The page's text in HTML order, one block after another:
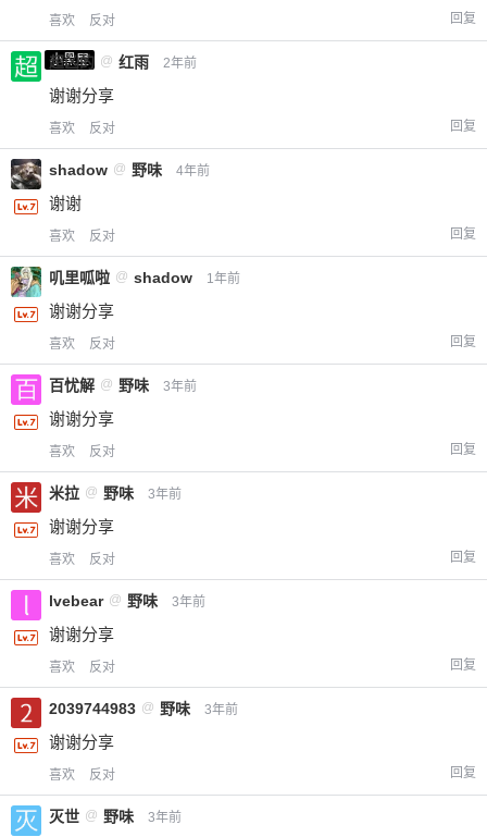
喜欢 反对 回复
小黑屋
超凶的 @ 红雨 2年前
谢谢分享
喜欢 反对 回复
shadow @ 野味 4年前
谢谢
喜欢 反对 回复
叽里呱啦 @ shadow 1年前
谢谢分享
喜欢 反对 回复
百忧解 @ 野味 3年前
谢谢分享
喜欢 反对 回复
米拉 @ 野味 3年前
谢谢分享
喜欢 反对 回复
lvebear @ 野味 3年前
谢谢分享
喜欢 反对 回复
2039744983 @ 野味 3年前
谢谢分享
喜欢 反对 回复
灭世 @ 野味 3年前
忘记密码？